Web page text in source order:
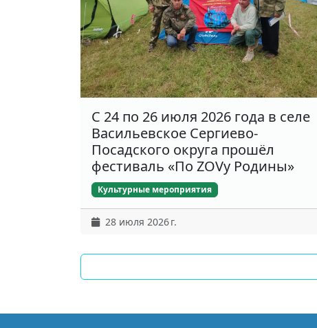
С 24 по 26 июля 2026 года в селе
Васильевское Сергиево-
Посадского округа прошёл
фестиваль «По ZOVу Родины»
Культурные мероприятия
28 июля 2026 г.